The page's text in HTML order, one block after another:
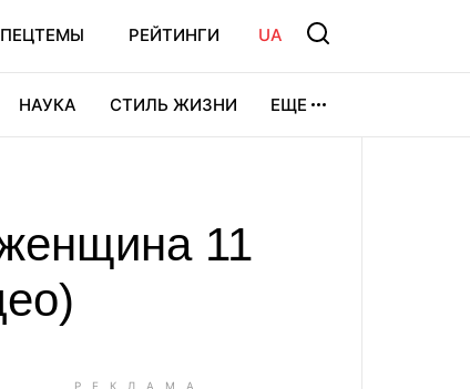
РЕЙТИНГИ UA
НАУКА СТИЛЬ ЖИЗНИ ЕЩЕ
11